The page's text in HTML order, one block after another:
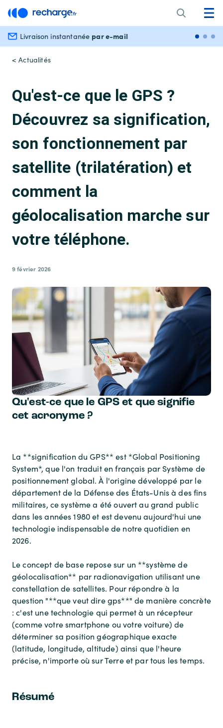
Livraison instantanée par e-mail
< Actualités
Qu'est-ce que le GPS ?
Découvrez sa signification,
son fonctionnement par
satellite (trilatération) et
comment la
géolocalisation marche sur
votre téléphone.
9 février 2026
Qu'est-ce que le GPS et que signifie
cet acronyme ?
La **signification du GPS** est *Global Positioning
System*, que l'on traduit en français par Système de
positionnement global. À l'origine développé par le
département de la Défense des États-Unis à des fins
militaires, ce système a été ouvert au grand public
dans les années 1980 et est devenu aujourd'hui une
technologie indispensable de notre quotidien en
2026.
Le concept de base repose sur un **système de
géolocalisation** par radionavigation utilisant une
constellation de satellites. Pour répondre à la
question "**que veut dire gps**" de manière concrète
: c'est une technologie qui permet à un récepteur
(comme votre smartphone ou votre voiture) de
déterminer sa position géographique exacte
(latitude, longitude, altitude) ainsi que l'heure
précise, n'importe où sur Terre et par tous les temps.
Résumé